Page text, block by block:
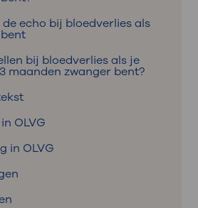
echo bij bloedverlies als
bij bloedverlies als je
maanden zwanger bent?
OLVG
in OLVG